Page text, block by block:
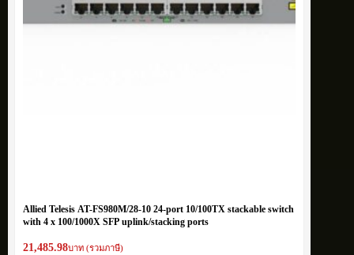
Allied Telesis AT-FS980M/28-10 24-port 10/100TX stackable switch
with 4 x 100/1000X SFP uplink/stacking ports
21,485.98บาท (รวมภาษี)